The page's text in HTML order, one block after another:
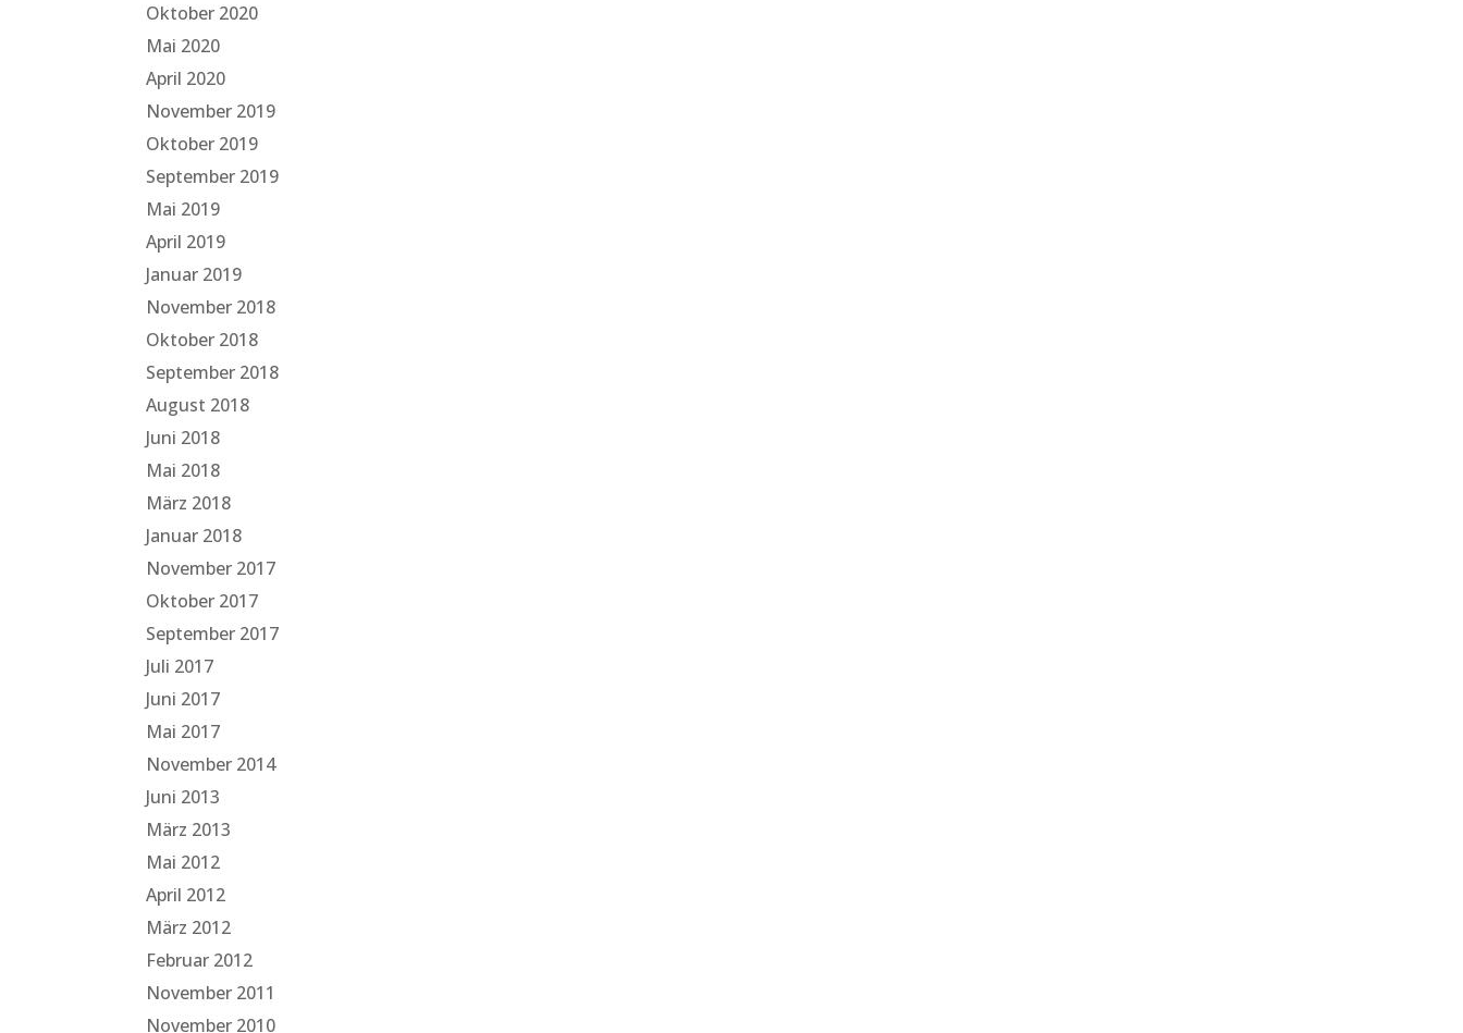
Oktober 2020
Mai 2020
April 2020
November 2019
Oktober 2019
September 2019
Mai 2019
April 2019
Januar 2019
November 2018
Oktober 2018
September 2018
August 2018
Juni 2018
Mai 2018
März 2018
Januar 2018
November 2017
Oktober 2017
September 2017
Juli 2017
Juni 2017
Mai 2017
November 2014
Juni 2013
März 2013
Mai 2012
April 2012
März 2012
Februar 2012
November 2011
November 2010